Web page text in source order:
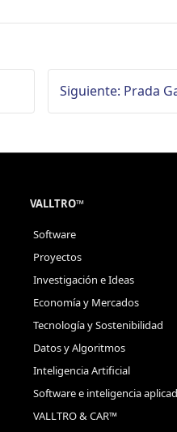
Siguiente: Prada
VALLTRO™
Software
Proyectos
Investigación e Ideas
Economía y Mercados
Tecnología y Sostenibilidad
Datos y Algoritmos
Inteligencia Artificial
Software e inteligencia
VALLTRO & CAR™